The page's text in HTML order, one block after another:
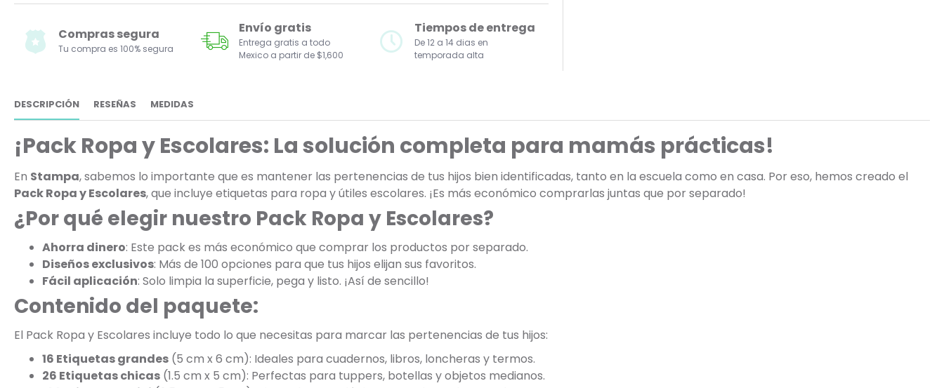
Compras segura
Tu compra es 100% segura
Envío gratis
Entrega gratis a todo
Mexico a partir de $1,600
Tiempos de entrega
De 12 a 14 dias en
temporada alta
DESCRIPCIÓN RESEÑAS MEDIDAS
¡Pack Ropa y Escolares: La solución completa para mamás prácticas!
En Stampa, sabemos lo importante que es mantener las pertenencias de tus hijos bien identificadas, tanto en la escuela como en casa. Por eso, hemos creado el
Pack Ropa y Escolares, que incluye etiquetas para ropa y útiles escolares. ¡Es más económico comprarlas juntas que por separado!
¿Por qué elegir nuestro Pack Ropa y Escolares?
Ahorra dinero: Este pack es más económico que comprar los productos por separado.
Diseños exclusivos: Más de 100 opciones para que tus hijos elijan sus favoritos.
Fácil aplicación: Solo limpia la superficie, pega y listo. ¡Así de sencillo!
Contenido del paquete:
El Pack Ropa y Escolares incluye todo lo que necesitas para marcar las pertenencias de tus hijos:
16 Etiquetas grandes (5 cm x 6 cm): Ideales para cuadernos, libros, loncheras y termos.
26 Etiquetas chicas (1.5 cm x 5 cm): Perfectas para tuppers, botellas y objetos medianos.